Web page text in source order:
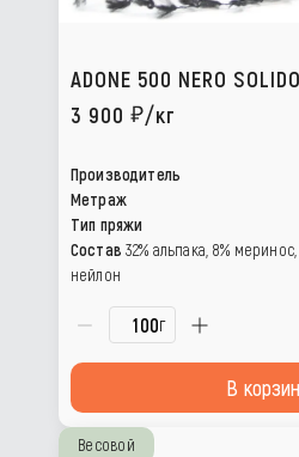
ADONE 500 NERO SOLIDO
3 900
/кг
Производитель
Метраж
Тип пряжи
Состав 32% альпака, 8%
нейлон
г
В
Весовой